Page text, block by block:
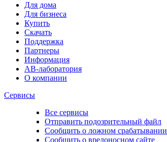
Для дома
Для бизнеса
Купить
Скачать
Поддержка
Партнеры
Информация
АВ-лаборатория
О компании
Сервисы
Все сервисы
Отправить подозрительный файл
Сообщить о ложном срабатывании
Сообщить о вредоносном сайте